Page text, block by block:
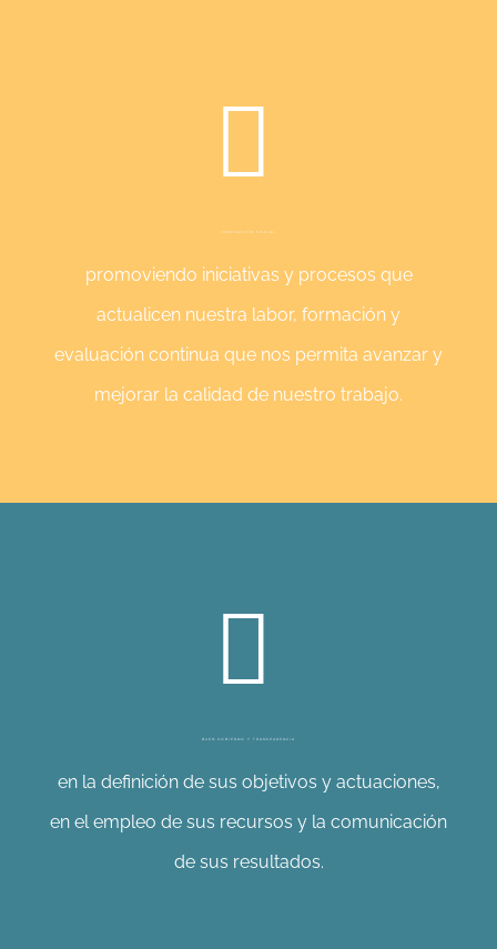
INNOVACIÓN SOCIAL
promoviendo iniciativas y procesos que
actualicen nuestra labor, formación y
evaluación continua que nos permita avanzar y
mejorar la calidad de nuestro trabajo.
BUEN GOBIERNO Y TRANSPARENCIA
en la definición de sus objetivos y actuaciones,
en el empleo de sus recursos y la comunicación
de sus resultados.